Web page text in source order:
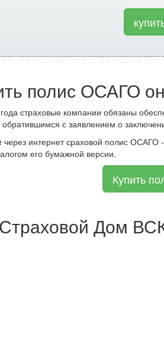
полис ОСАГО
страховые компании обязаны
с заявлением о
через интернет сраховой полис
его бумажной версии.
Купить
Дом